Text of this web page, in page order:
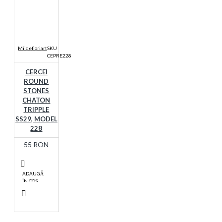
MiidefloriartSKU
CEPRE228
CERCEI
ROUND
STONES
CHATON
TRIPPLE
SS29, MODEL
228
55 RON
ADAUGĂ
ÎN COŞ